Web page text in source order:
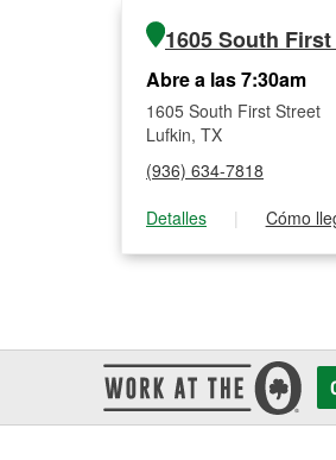
1605 South
Abre a las 7:30am
1605 South First Street
Lufkin, TX
(936) 634-7818
Detalles
| Cómo